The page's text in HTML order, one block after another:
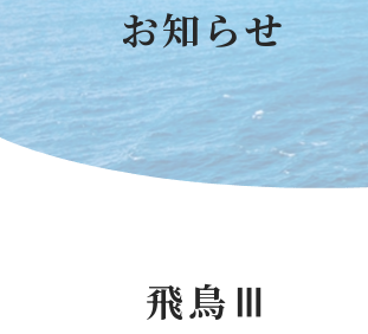
お知らせ
飛鳥Ⅲ